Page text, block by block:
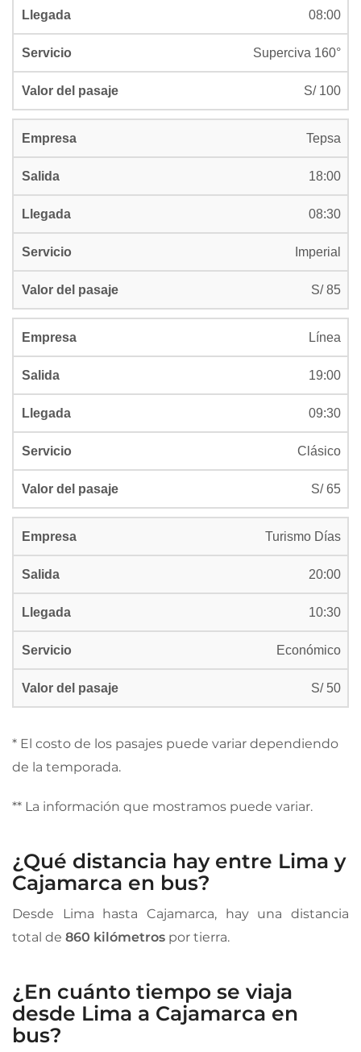
08:00
Superciva 160°
S/ 100
Tepsa
18:00
08:30
Imperial
S/ 85
Línea
19:00
09:30
Clásico
S/ 65
Turismo Días
20:00
10:30
Económico
S/ 50
* El costo de los pasajes puede variar dependiendo
de la temporada.
** La información que mostramos puede variar.
¿Qué distancia hay entre Lima y
Cajamarca en bus?
Desde Lima hasta Cajamarca, hay una distancia
total de 860 kilómetros por tierra.
¿En cuánto tiempo se viaja
desde Lima a Cajamarca en
bus?